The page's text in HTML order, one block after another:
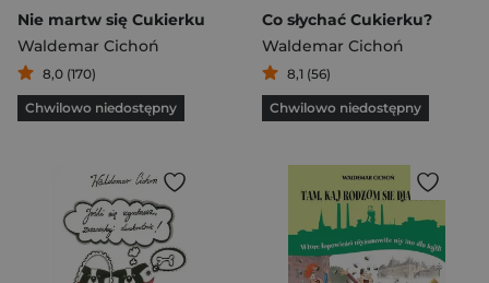
Nie martw się Cukierku
Waldemar Cichoń
8,0 (170)
Chwilowo niedostępny
Co słychać Cukierku?
Waldemar Cichoń
8,1 (56)
Chwilowo niedostępny